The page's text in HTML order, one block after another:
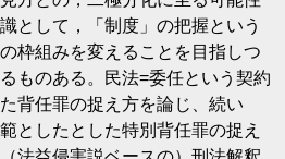
として，「制度」の把握という
枠組みを変えることを目指しつ
ものある。民法=委任という契約
背任罪の捉え方を論じ、続い
としたとした特別背任罪の捉え